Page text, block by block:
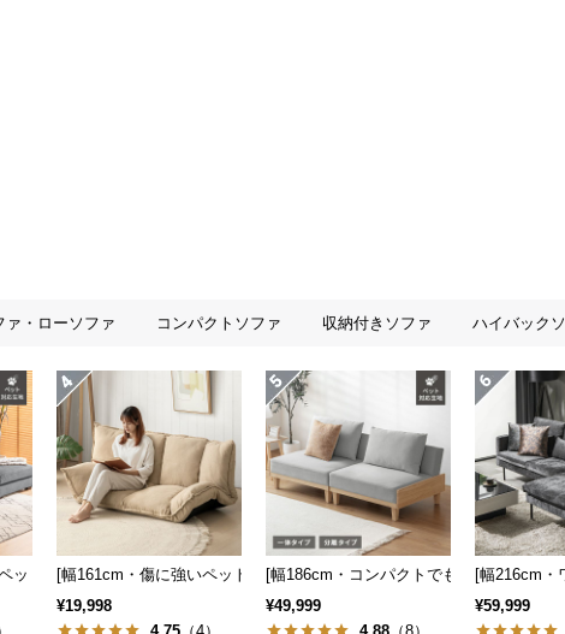
ァ・ローソファ コンパクトソファ 収納付きソファ ハイバック
チソファ 広々設計 高級感
ット対応生地] ワイドカウチソファ ロースタイル
[幅161cm・傷に強いペット対応生地も] 2人掛けフロアソファ 座椅子タ
¥19,998
[幅186cm・コンパクトでも広々] 3人掛
¥49,999
[幅216cm・
¥59,999